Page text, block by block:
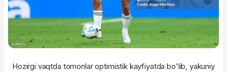
Hozirgi vaqtda tomonlar optimistik kayfiyatda bo'lib, yakuniy